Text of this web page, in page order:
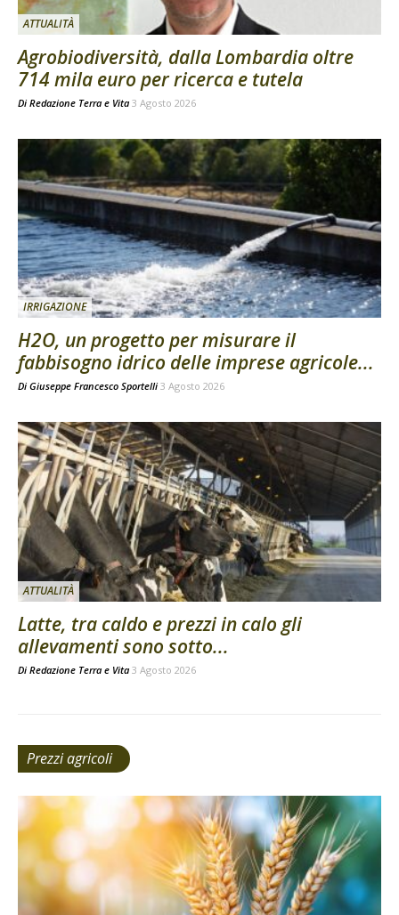
ATTUALITÀ
Agrobiodiversità, dalla Lombardia oltre
714 mila euro per ricerca e tutela
Di Redazione Terra e Vita 3 Agosto 2026
IRRIGAZIONE
H2O, un progetto per misurare il
fabbisogno idrico delle imprese agricole...
Di Giuseppe Francesco Sportelli 3 Agosto 2026
ATTUALITÀ
Latte, tra caldo e prezzi in calo gli
allevamenti sono sotto...
Di Redazione Terra e Vita 3 Agosto 2026
Prezzi agricoli